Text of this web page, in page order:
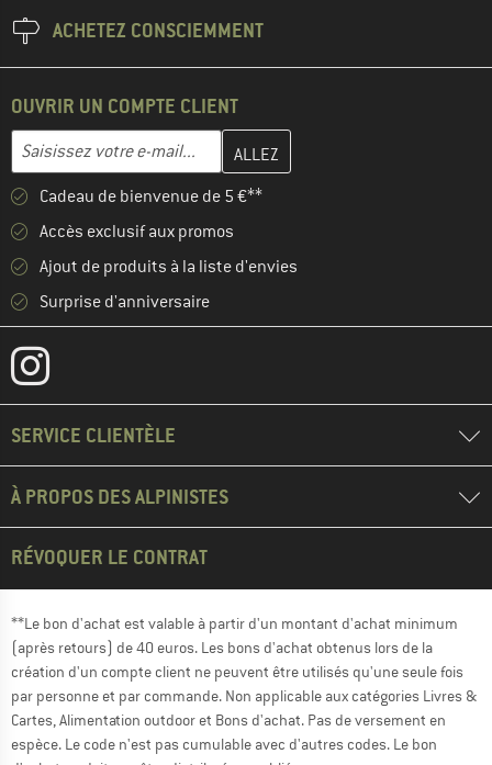
ACHETEZ CONSCIEMMENT
OUVRIR UN COMPTE CLIENT
Adresse e-mail
Entrez votre adresse e-mail ici et créez votre compte client à la
Cadeau de bienvenue de 5 €**
Accès exclusif aux promos
Ajout de produits à la liste d'envies
Surprise d'anniversaire
SERVICE CLIENTÈLE
À PROPOS DES ALPINISTES
RÉVOQUER LE CONTRAT
**Le bon d'achat est valable à partir d'un montant d'achat minimum
(après retours) de 40 euros. Les bons d'achat obtenus lors de la
création d'un compte client ne peuvent être utilisés qu'une seule fois
par personne et par commande. Non applicable aux catégories Livres &
Cartes, Alimentation outdoor et Bons d'achat. Pas de versement en
espèce. Le code n'est pas cumulable avec d'autres codes. Le bon